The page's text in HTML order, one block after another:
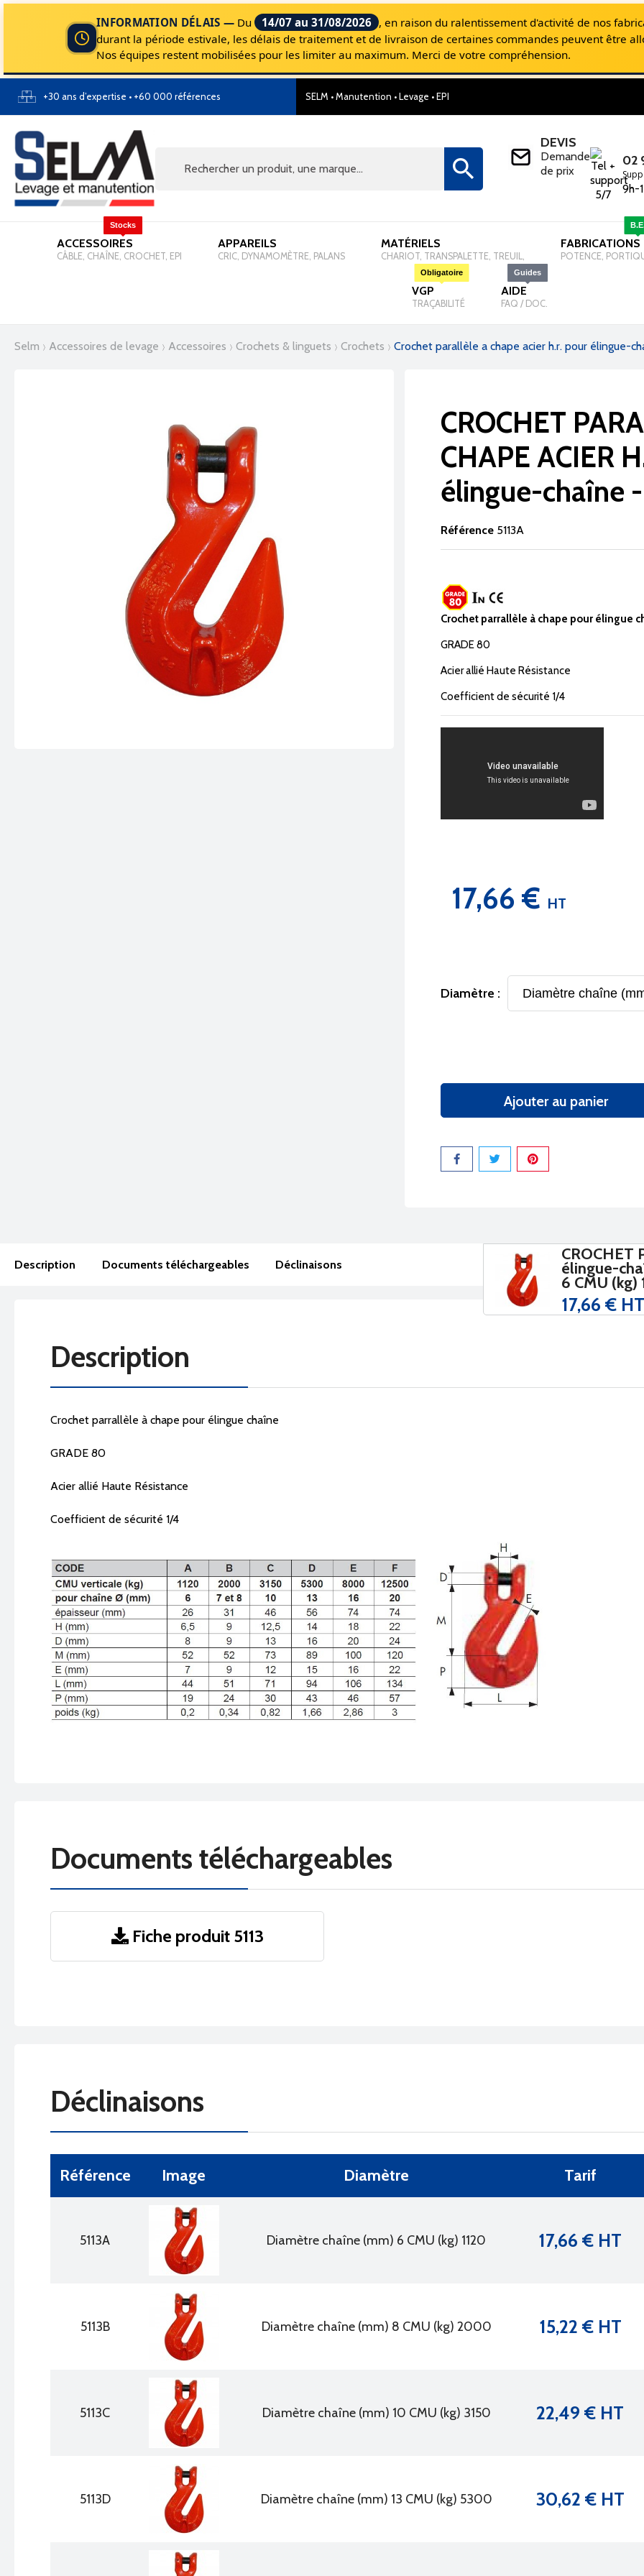
INFORMATION DÉLAIS — Du 14/07 au 31/08/2026 , en raison du ralentissement d'activité de nos
durant la période estivale, les délais de traitement et de livraison de certaines commandes peuvent être
Nos équipes restent mobilisées pour les limiter au maximum. Merci de votre compréhension.
+30 ans d’expertise • +60 000 références SELM • Manutention • Levage • EPI

DEVIS
Demande
de prix
02
9h-
ACCESSOIRES
Stocks
CÂBLE, CHAÎNE, CROCHET, EPI
APPAREILS
CRIC, DYNAMOMÈTRE, PALANS
MATÉRIELS
CHARIOT, TRANSPALETTE, TREUIL,
FABRICATIONS
POTENCE,
VGP
Obligatoire
TRAÇABILITÉ
AIDE
Guides
FAQ / DOC.
selm accessoires de levage accessoires crochets & linguets crochets crochet parallèle a chape acier h.r. pour élingue-
CROCHET
CHAPE ACIER
élingue-chaîne
Référence 5113A
Crochet parrallèle à chape pour élingue
GRADE 80
Acier allié Haute Résistance
Coefficient de sécurité 1/4
17,66 € HT
Diamètre :
Ajouter au panier
Partager
CROCHET
élingue-
6 CMU (kg)
17,66 € HT
Description Documents téléchargeables Déclinaisons
Description
Crochet parrallèle à chape pour élingue chaîne
GRADE 80
Acier allié Haute Résistance
Coefficient de sécurité 1/4
Documents téléchargeables
Fiche produit 5113
Déclinaisons
Référence Image Diamètre Tarif
5113A Diamètre chaîne (mm) 6 CMU (kg) 1120 17,66 € HT
5113B Diamètre chaîne (mm) 8 CMU (kg) 2000 15,22 € HT
5113C Diamètre chaîne (mm) 10 CMU (kg) 3150 22,49 € HT
5113D Diamètre chaîne (mm) 13 CMU (kg) 5300 30,62 € HT